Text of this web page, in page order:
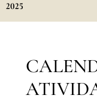
2025